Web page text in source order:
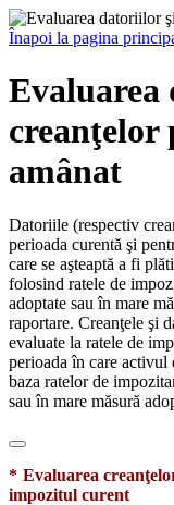
Înapoi la pagina
amânat
Datoriile (respectiv
perioada curentă şi
care se aşteaptă a fi
folosind ratele de
adoptate sau în mare
raportare. Creanţele şi
evaluate la ratele de
perioada în care activul
baza ratelor de
sau în mare măsură
* Evaluarea
impozitul curent